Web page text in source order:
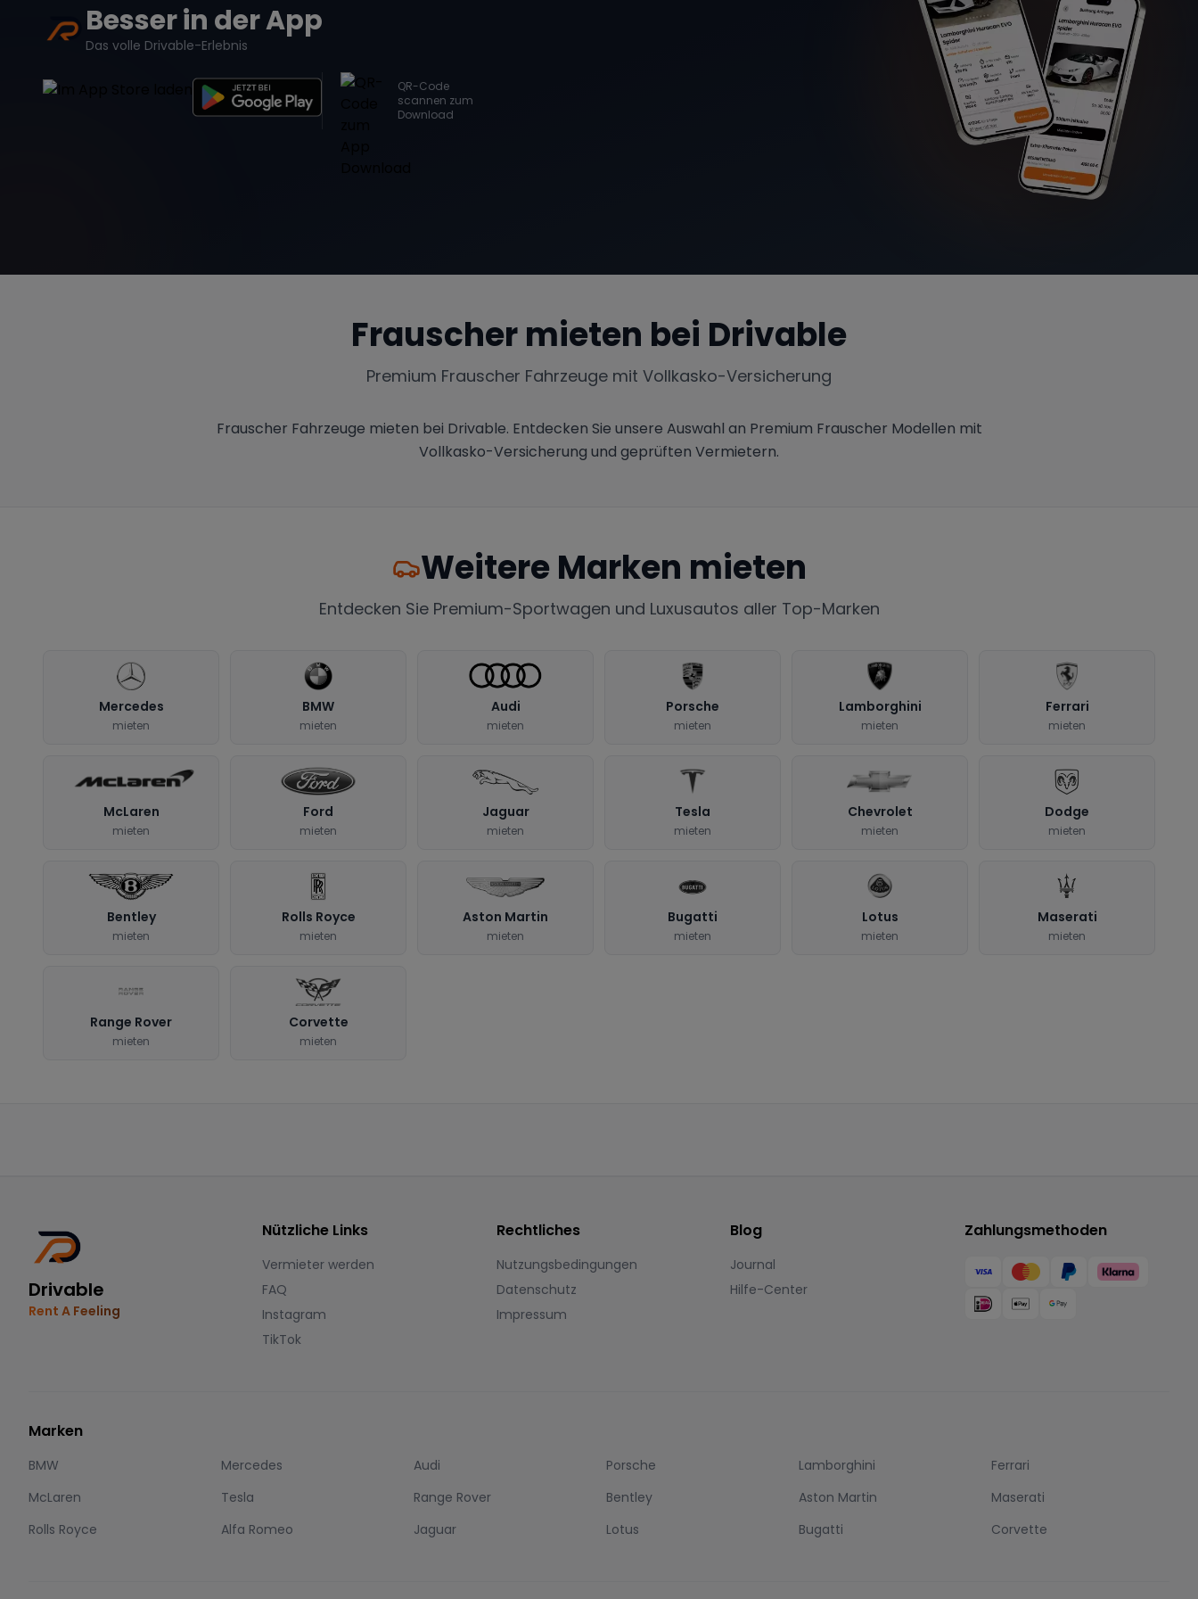
Besser in der App
Das volle Drivable-Erlebnis
QR-Code
scannen zum
Download
Frauschermieten bei Drivable
Premium Frauscher Fahrzeuge mit Vollkasko-Versicherung
Frauscher Fahrzeuge mieten bei Drivable. Entdecken Sie unsere Auswahl an Premium Frauscher Modellen mit
Vollkasko-Versicherung und geprüften Vermietern.
Weitere Marken mieten
Entdecken Sie Premium-Sportwagen und Luxusautos aller Top-Marken
Mercedes
mieten
BMW
mieten
Audi
mieten
Porsche
mieten
Lamborghini
mieten
Ferrari
mieten
McLaren
mieten
Ford
mieten
Jaguar
mieten
Tesla
mieten
Chevrolet
mieten
Dodge
mieten
Bentley
mieten
Rolls Royce
mieten
Aston Martin
mieten
Bugatti
mieten
Lotus
mieten
Maserati
mieten
Range Rover
mieten
Corvette
mieten
Drivable
Rent A Feeling
Nützliche Links
Vermieter werden
FAQ
Instagram
TikTok
Rechtliches
Nutzungsbedingungen
Datenschutz
Impressum
Blog
Journal
Hilfe-Center
Zahlungsmethoden
Marken
BMW Mercedes Audi Porsche Lamborghini
Ferrari
McLaren
Tesla Range Rover Bentley Aston Martin
Maserati
Rolls Royce
Alfa Romeo Jaguar Lotus Bugatti Corvette